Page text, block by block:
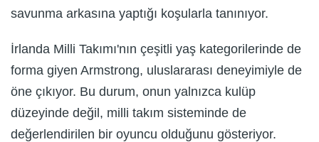
savunma arkasına yaptığı koşularla tanınıyor.
İrlanda Milli Takımı'nın çeşitli yaş kategorilerinde de
forma giyen Armstrong, uluslararası deneyimiyle de
öne çıkıyor. Bu durum, onun yalnızca kulüp
düzeyinde değil, milli takım sisteminde de
değerlendirilen bir oyuncu olduğunu gösteriyor.